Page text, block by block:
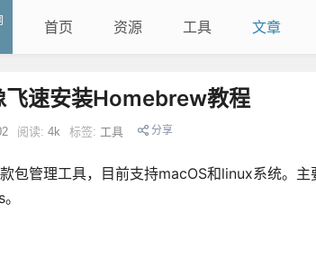
首页 资源 工具 文章
飞速安装Homebrew教程
阅读: 4k 标签: 工具 分享
包管理工具，目前支持macOS和linux系统。
。